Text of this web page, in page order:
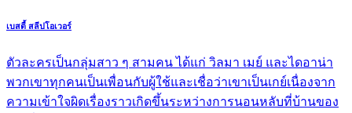
เบสตี้ สลีปโอเวอร์
ตัวละครเป็นกลุ่มสาว ๆ สามคน ได้แก่ วิลมา เมย์ และไดอาน่า
พวกเขาทุกคนเป็นเพื่อนกับผู้ใช้และเชื่อว่าเขาเป็นเกย์เนื่องจาก
ความเข้าใจผิดเรื่องราวเกิดขึ้นระหว่างการนอนหลับที่บ้านของ